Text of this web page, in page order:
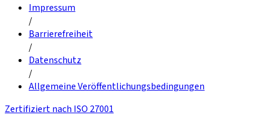
Impressum
/
Barrierefreiheit
/
Datenschutz
/
Allgemeine Veröffentlichungsbedingungen
Zertifiziert nach ISO 27001